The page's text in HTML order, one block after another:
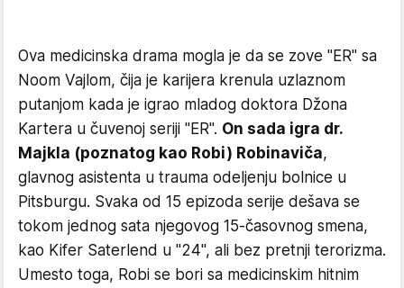
Ova medicinska drama mogla je da se zove "ER" sa
Noom Vajlom, čija je karijera krenula uzlaznom
putanjom kada je igrao mladog doktora Džona
Kartera u čuvenoj seriji "ER". On sada igra dr.
Majkla (poznatog kao Robi) Robinaviča,
glavnog asistenta u trauma odeljenju bolnice u
Pitsburgu. Svaka od 15 epizoda serije dešava se
tokom jednog sata njegovog 15-časovnog smena,
kao Kifer Saterlend u "24", ali bez pretnji terorizma.
Umesto toga, Robi se bori sa medicinskim hitnim